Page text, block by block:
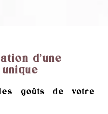
d’une
goûts de votre